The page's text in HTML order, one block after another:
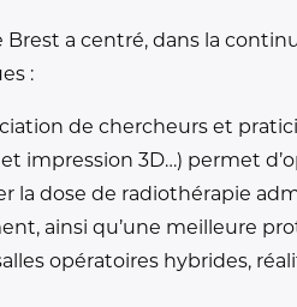
Brest a centré, dans la
:
de chercheurs et
impression 3D…) permet
la dose de radiothérapie
ainsi qu’une meilleure
opératoires hybrides,